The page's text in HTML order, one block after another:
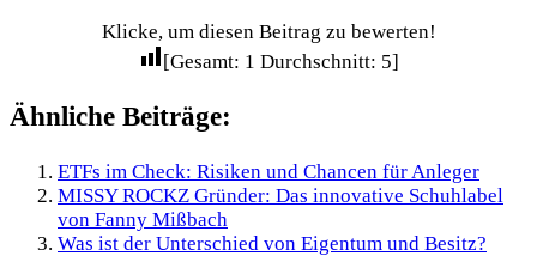
Klicke, um diesen Beitrag zu bewerten!
[Gesamt: 1 Durchschnitt: 5]
Ähnliche Beiträge:
ETFs im Check: Risiken und Chancen für Anleger
MISSY ROCKZ Gründer: Das innovative Schuhlabel
von Fanny Mißbach
Was ist der Unterschied von Eigentum und Besitz?